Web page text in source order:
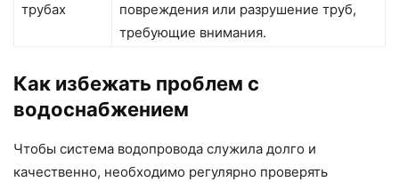
трубах
повреждения или разрушение труб,
требующие внимания.
Как избежать проблем с
водоснабжением
Чтобы система водопровода служила долго и
качественно, необходимо регулярно проверять